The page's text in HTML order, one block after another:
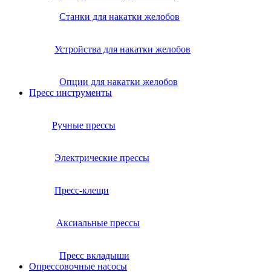
Станки для накатки желобов
Устройства для накатки желобов
Опции для накатки желобов
Пресс инструменты
Ручные прессы
Электрические прессы
Пресс-клещи
Аксиальные прессы
Пресс вкладыши
Опрессовочные насосы